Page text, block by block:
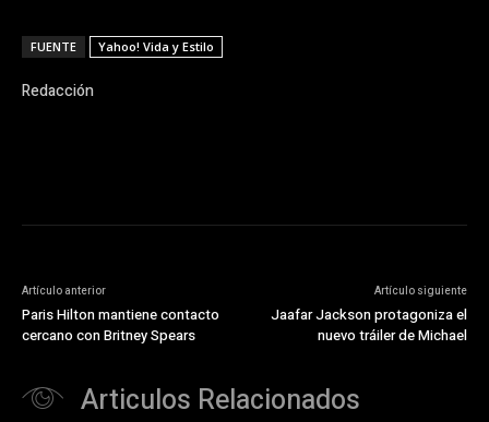
FUENTE Yahoo! Vida y Estilo
Redacción
Artículo anterior
Paris Hilton mantiene contacto
cercano con Britney Spears
Artículo siguiente
Jaafar Jackson protagoniza el
nuevo tráiler de Michael
Articulos Relacionados